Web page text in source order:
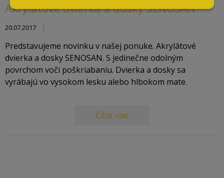
Akrylátové dvierka a dosky SENOSAN
20.07.2017
Predstavujeme novinku v našej ponuke. Akrylátové
dvierka a dosky SENOSAN. S jedinečne odolným
povrchom voči poškriabaniu. Dvierka a dosky sa
vyrábajú vo vysokom lesku alebo hlbokom mate.
Čítať viac